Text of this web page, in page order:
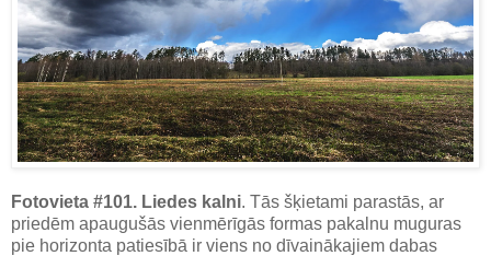
Fotovieta #101. Liedes kalni. Tās šķietami parastās, ar
priedēm apaugušās vienmērīgās formas pakalnu muguras
pie horizonta patiesībā ir viens no dīvainākajiem dabas